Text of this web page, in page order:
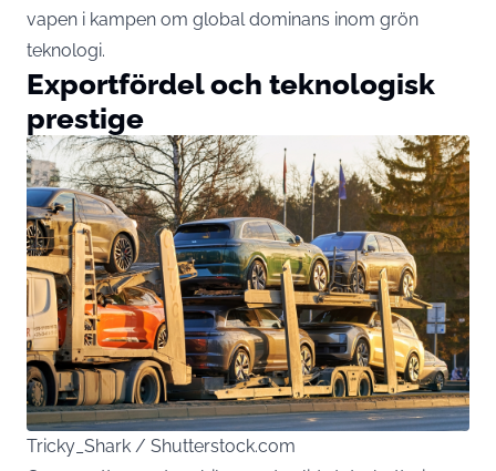
vapen i kampen om global dominans inom grön
teknologi.
Exportfördel och teknologisk
prestige
Tricky_Shark / Shutterstock.com